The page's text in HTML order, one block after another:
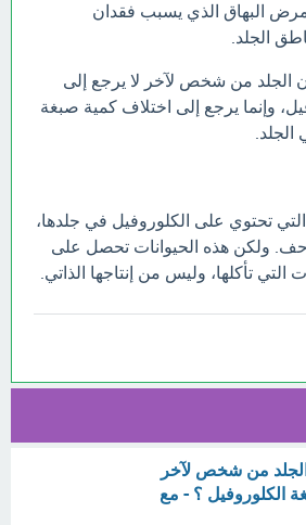
البهاق الذي يسبب فقدان
الجلد.
الجلد من شخص لآخر لا يرجع إلى
وإنما يرجع إلى اختلاف كمية صبغة
الجلد.
تحتوي على الكلوروفيل في جلدها،
ولكن هذه الحيوانات تحصل على
التي تأكلها، وليس من إنتاجها الذاتي.
من شخص لآخر
الكلوروفيل ؟ - مع